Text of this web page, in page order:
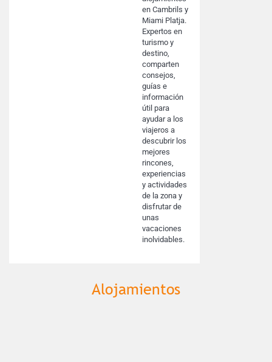
en Cambrils y
Miami Platja.
Expertos en
turismo y
destino,
comparten
consejos,
guías e
información
útil para
ayudar a los
viajeros a
descubrir los
mejores
rincones,
experiencias
y actividades
de la zona y
disfrutar de
unas
vacaciones
inolvidables.
Alojamientos